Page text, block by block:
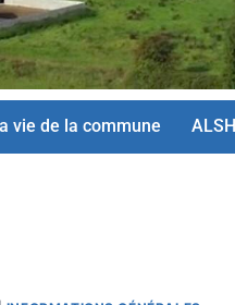
vie de la commune ALSH